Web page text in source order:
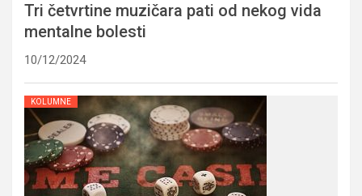
Tri četvrtine muzičara pati od nekog vida
mentalne bolesti
10/12/2024
KOLUMNE